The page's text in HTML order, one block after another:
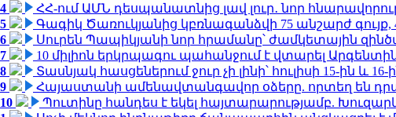
4
ՀՀ-ում ԱՄՆ դեսպանատնից լավ լուր․ նոր
5
Գագիկ Ծառուկյանից կբռնագանձվի 75 անշարժ գույք,
6
Սուրեն Պապիկյանի նոր հրամանը՝ ժամկետային
7
10 միլիոն երկրպագու պահանջում է վտարել
8
Տասնյակ հասցեներում ջուր չի լինի՝ հուլիսի 15-ին և 16-
9
Հայաստանի ամենավտանգավոր օձերը. որտեղ են
10
Պուտինը հանդես է եկել հայտարարությամբ.